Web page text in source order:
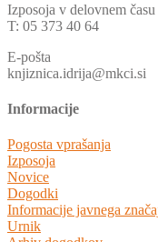
Izposoja v delovnem
T: 05 373 40 64
E-pošta
knjiznica.idrija@mkci.si
Informacije
Pogosta vprašanja
Izposoja
Novice
Dogodki
Informacije javnega
Urnik